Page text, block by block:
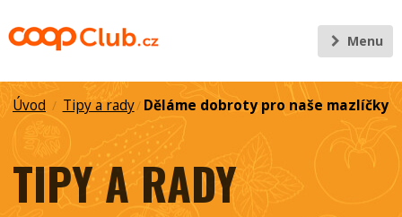
Menu
Úvod / Tipy a rady/ Děláme dobroty pro naše mazlíčky
TIPY A RADY